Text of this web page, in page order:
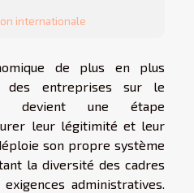
internationale
de plus en plus
des entreprises sur le
devient une étape
leur légitimité et leur
son propre système
la diversité des cadres
administratives.